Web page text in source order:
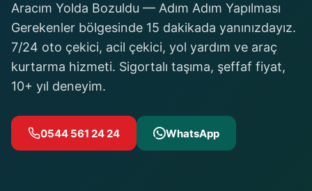
Aracım Yolda Bozuldu — Adım Adım Yapılması
Gerekenler bölgesinde 15 dakikada yanınızdayız.
7/24 oto çekici, acil çekici, yol yardım ve araç
kurtarma hizmeti. Sigortalı taşıma, şeffaf fiyat,
10+ yıl deneyim.
0544 561 24 24 WhatsApp